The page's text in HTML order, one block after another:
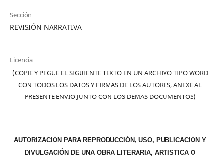
Sección
REVISIÓN NARRATIVA
Licencia
(COPIE Y PEGUE EL SIGUIENTE TEXTO EN UN ARCHIVO TIPO WORD
CON TODOS LOS DATOS Y FIRMAS DE LOS AUTORES, ANEXE AL
PRESENTE ENVIO JUNTO CON LOS DEMAS DOCUMENTOS)
AUTORIZACIÓN PARA REPRODUCCIÓN, USO, PUBLICACIÓN Y
DIVULGACIÓN DE UNA OBRA LITERARIA, ARTISTICA O